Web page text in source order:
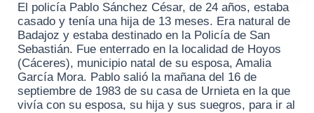
El policía Pablo Sánchez César, de 24 años, estaba
casado y tenía una hija de 13 meses. Era natural de
Badajoz y estaba destinado en la Policía de San
Sebastián. Fue enterrado en la localidad de Hoyos
(Cáceres), municipio natal de su esposa, Amalia
García Mora. Pablo salió la mañana del 16 de
septiembre de 1983 de su casa de Urnieta en la que
vivía con su esposa, su hija y sus suegros, para ir al